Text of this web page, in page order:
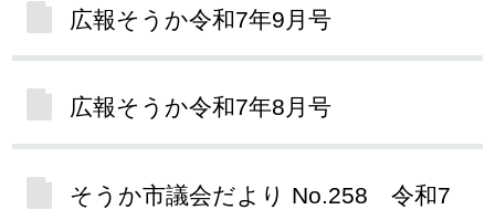
広報そうか令和7年9月号
広報そうか令和7年8月号
そうか市議会だより No.258 令和7